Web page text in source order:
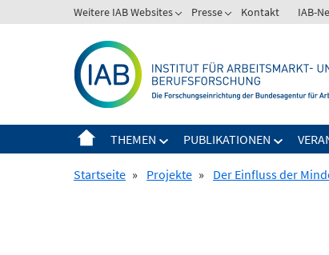
zum
Weitere IAB Websites Presse Kontakt IAB-
THEMEN PUBLIKATIONEN
Startseite » Projekte » Der Einfluss der